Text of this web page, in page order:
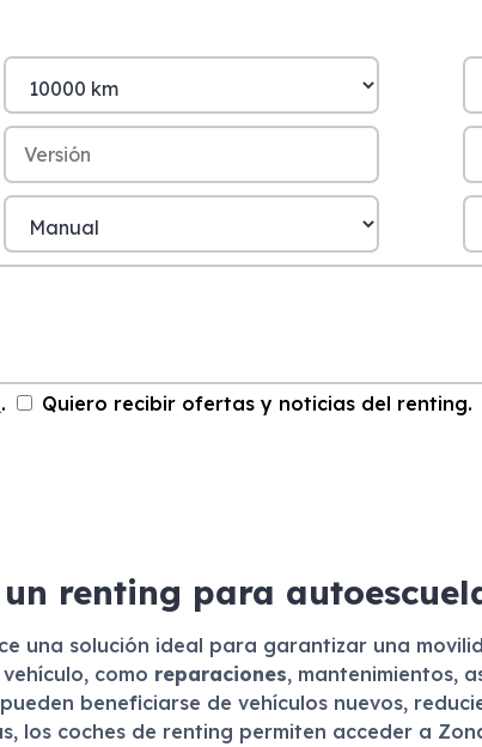
. Quiero recibir ofertas y noticias del renting.
renting para
una solución ideal para garantizar una
como reparaciones, mantenimientos,
beneficiarse de vehículos nuevos,
los coches de renting permiten acceder a